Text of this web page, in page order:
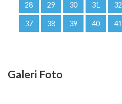
28 29 30 31 32
37 38 39 40 41
Galeri Foto